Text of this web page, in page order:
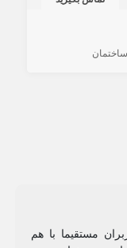
مستقیما با هم